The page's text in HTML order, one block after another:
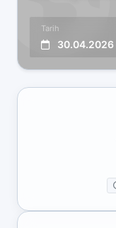
Tarih
30.04.2026